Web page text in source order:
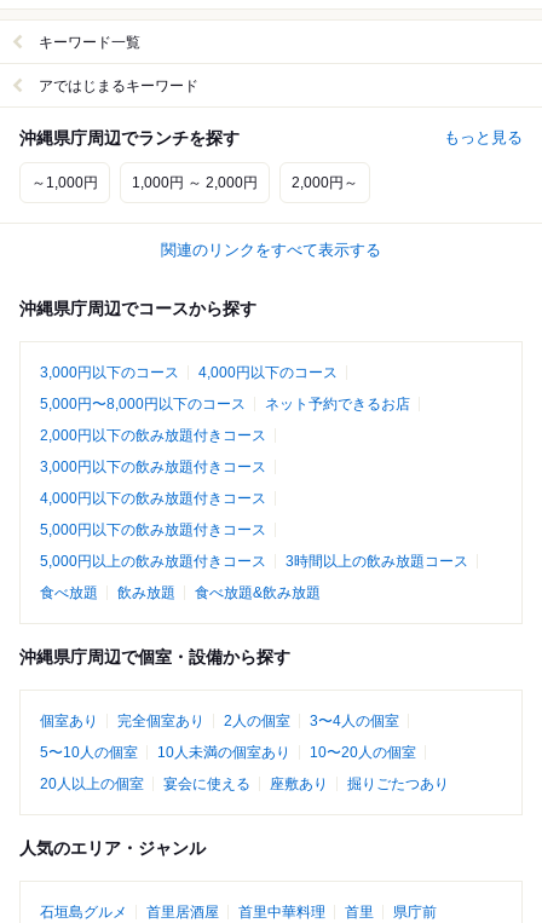
キーワード一覧
アではじまるキーワード
沖縄県庁周辺でランチを探す もっと見る
～1,000円 1,000円 ～ 2,000円 2,000円～
関連のリンクをすべて表示する
沖縄県庁周辺でコースから探す
3,000円以下のコース
4,000円以下のコース
5,000円〜8,000円以下のコース
ネット予約できるお店
2,000円以下の飲み放題付きコース
3,000円以下の飲み放題付きコース
4,000円以下の飲み放題付きコース
5,000円以下の飲み放題付きコース
5,000円以上の飲み放題付きコース
3時間以上の飲み放題コース
食べ放題
飲み放題 食べ放題&飲み放題
沖縄県庁周辺で個室・設備から探す
個室あり 完全個室あり 2人の個室
3〜4人の個室
5〜10人の個室
10人未満の個室あり
10〜20人の個室
20人以上の個室
宴会に使える 座敷あり 掘りごたつあり
人気のエリア・ジャンル
石垣島グルメ 首里居酒屋 首里中華料理 首里 県庁前